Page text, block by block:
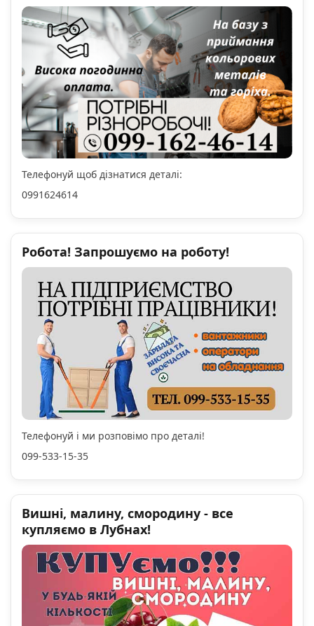
Телефонуй щоб дізнатися деталі:
0991624614
Робота! Запрошуємо на роботу!
Телефонуй і ми розповімо про деталі!
099-533-15-35
Вишні, малину, смородину - все
купляємо в Лубнах!